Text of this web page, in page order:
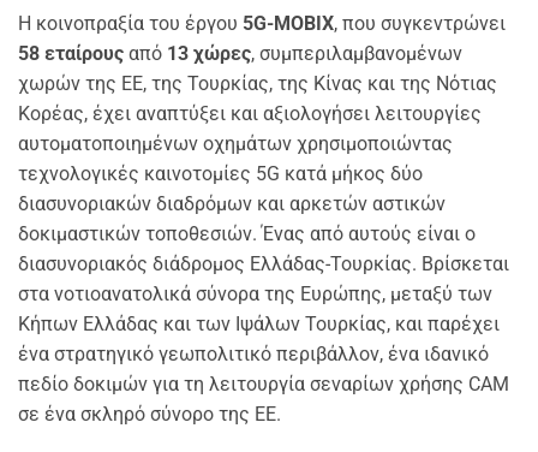
Η κοινοπραξία του έργου 5G-MOBIX, που συγκεντρώνει
58 εταίρους από 13 χώρες, συμπεριλαμβανομένων
χωρών της ΕΕ, της Τουρκίας, της Κίνας και της Νότιας
Κορέας, έχει αναπτύξει και αξιολογήσει λειτουργίες
αυτοματοποιημένων οχημάτων χρησιμοποιώντας
τεχνολογικές καινοτομίες 5G κατά μήκος δύο
διασυνοριακών διαδρόμων και αρκετών αστικών
δοκιμαστικών τοποθεσιών. Ένας από αυτούς είναι ο
διασυνοριακός διάδρομος Ελλάδας-Τουρκίας. Βρίσκεται
στα νοτιοανατολικά σύνορα της Ευρώπης, μεταξύ των
Κήπων Ελλάδας και των Ιψάλων Τουρκίας, και παρέχει
ένα στρατηγικό γεωπολιτικό περιβάλλον, ένα ιδανικό
πεδίο δοκιμών για τη λειτουργία σεναρίων χρήσης CAM
σε ένα σκληρό σύνορο της ΕΕ.